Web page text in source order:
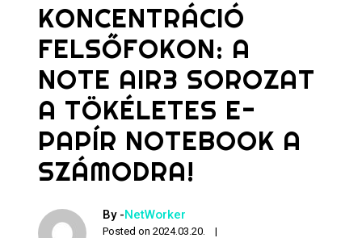
KONCENTRÁCIÓ
FELSŐFOKON: A
NOTE AIR3 SOROZAT
A TÖKÉLETES E-
PAPÍR NOTEBOOK A
SZÁMODRA!
By -NetWorker
Posted on2024.03.20.